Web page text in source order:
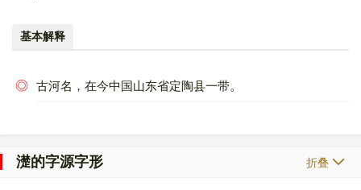
基本解释
◎ 古河名，在今中国山东省定陶县一带。
濋的字源字形 折叠